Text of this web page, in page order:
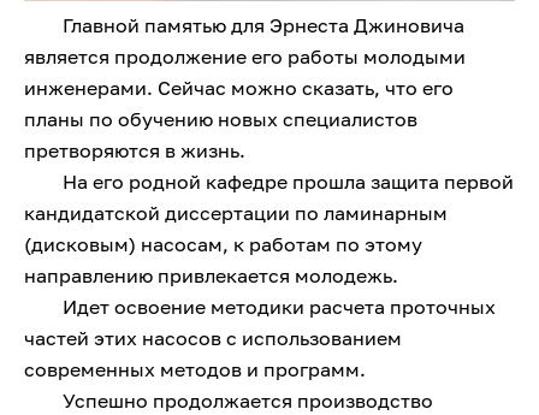
Главной памятью для Эрнеста Джиновича
является продолжение его работы молодыми
инженерами. Сейчас можно сказать, что его
планы по обучению новых специалистов
претворяются в жизнь.
На его родной кафедре прошла защита первой
кандидатской диссертации по ламинарным
(дисковым) насосам, к работам по этому
направлению привлекается молодежь.
Идет освоение методики расчета проточных
частей этих насосов с использованием
современных методов и программ.
Успешно продолжается производство